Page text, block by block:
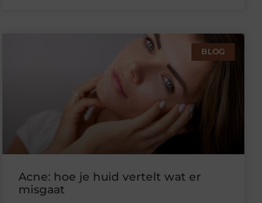
BLOG
Acne: hoe je huid vertelt wat er
misgaat